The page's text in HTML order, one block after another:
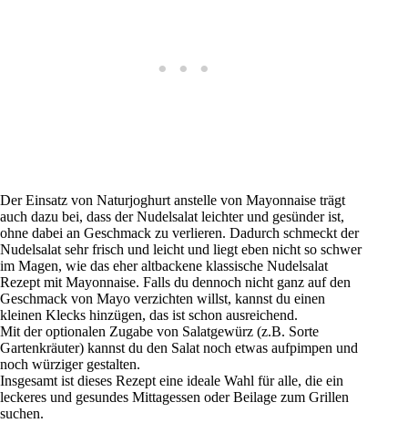
Der Einsatz von Naturjoghurt anstelle von Mayonnaise trägt
auch dazu bei, dass der Nudelsalat leichter und gesünder ist,
ohne dabei an Geschmack zu verlieren. Dadurch schmeckt der
Nudelsalat sehr frisch und leicht und liegt eben nicht so schwer
im Magen, wie das eher altbackene klassische Nudelsalat
Rezept mit Mayonnaise. Falls du dennoch nicht ganz auf den
Geschmack von Mayo verzichten willst, kannst du einen
kleinen Klecks hinzügen, das ist schon ausreichend.
Mit der optionalen Zugabe von Salatgewürz (z.B. Sorte
Gartenkräuter) kannst du den Salat noch etwas aufpimpen und
noch würziger gestalten.
Insgesamt ist dieses Rezept eine ideale Wahl für alle, die ein
leckeres und gesundes Mittagessen oder Beilage zum Grillen
suchen.